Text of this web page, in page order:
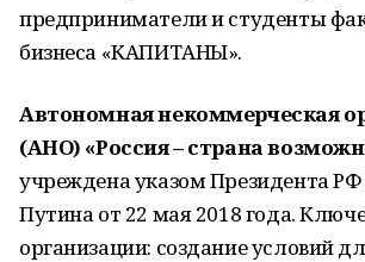
предприниматели и студенты
бизнеса «КАПИТАНЫ».
Автономная некоммерческая
(АНО) «Россия – страна
учреждена указом Президента
Путина от 22 мая 2018 года.
организации: создание условий